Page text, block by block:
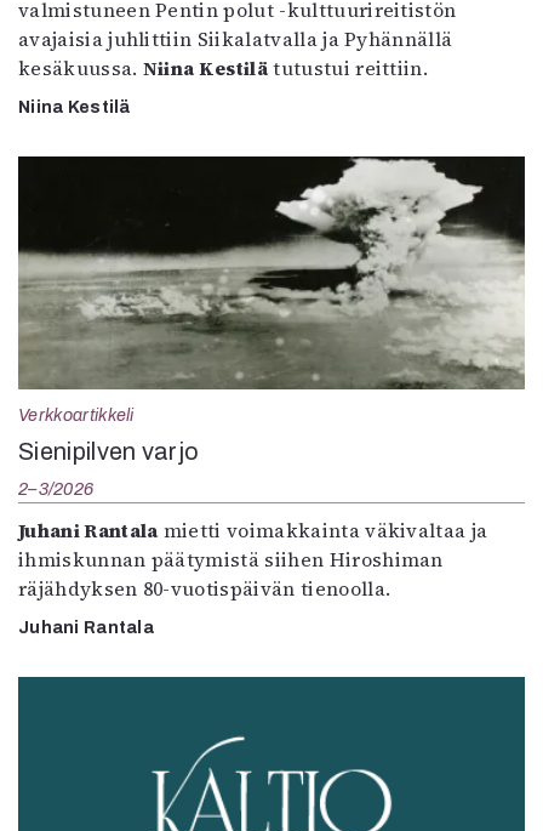
valmistuneen Pentin polut -kulttuurireitistön
avajaisia juhlittiin Siikalatvalla ja Pyhännällä
kesäkuussa. Niina Kestilätutustui reittiin.
Niina Kestilä
Verkkoartikkeli
Sienipilven varjo
2–3/2026
Juhani Rantala mietti voimakkainta väkivaltaa ja
ihmiskunnan päätymistä siihen Hiroshiman
räjähdyksen 80-vuotispäivän tienoolla.
Juhani Rantala